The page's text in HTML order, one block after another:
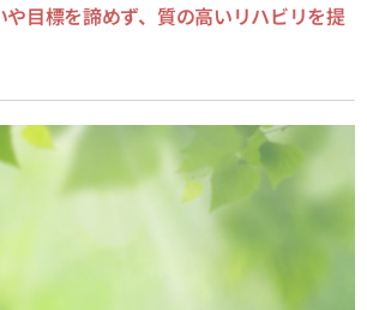
や目標を諦めず、質の高いリハビリを提